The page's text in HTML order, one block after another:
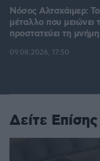
Νόσος Αλτσχάιμερ:
μέταλλο που μειώνει
προστατεύει τη μνήμη
09.08.2026, 17:50
Δείτε Επίσης